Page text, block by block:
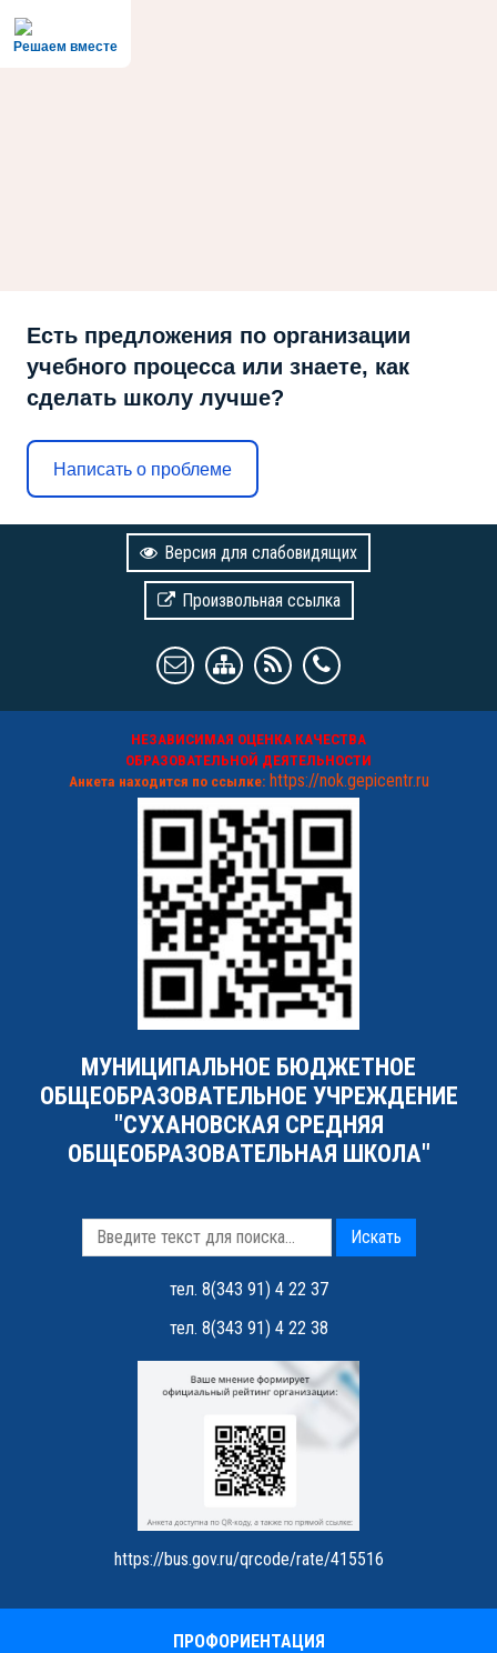
Решаем вместе
Есть предложения по организации
учебного процесса или знаете, как
сделать школу лучше?
Написать о проблеме
Версия для слабовидящих
Произвольная ссылка
НЕЗАВИСИМАЯ ОЦЕНКА КАЧЕСТВА
ОБРАЗОВАТЕЛЬНОЙ ДЕЯТЕЛЬНОСТИ
Анкета находится по ссылке: https://nok.gepicentr.ru
МУНИЦИПАЛЬНОЕ БЮДЖЕТНОЕ
ОБЩЕОБРАЗОВАТЕЛЬНОЕ УЧРЕЖДЕНИЕ
"СУХАНОВСКАЯ СРЕДНЯЯ
ОБЩЕОБРАЗОВАТЕЛЬНАЯ ШКОЛА"
Искать
тел. 8(343 91) 4 22 37
тел. 8(343 91) 4 22 38
https://bus.gov.ru/qrcode/rate/415516
ПРОФОРИЕНТАЦИЯ